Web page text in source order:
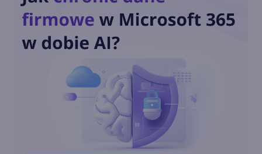
Jak zarabia Microsoft? Raport
podsumowanie roku
Microsoft i Google pobierają
więcej prądu niż ponad 100
krajów